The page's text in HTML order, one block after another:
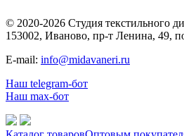
© 2020-2026 Студия текстильного
153002, Иваново, пр-т Ленина, 49,
E-mail: info@midavaneri.ru
Наш telegram-бот
Наш max-бот